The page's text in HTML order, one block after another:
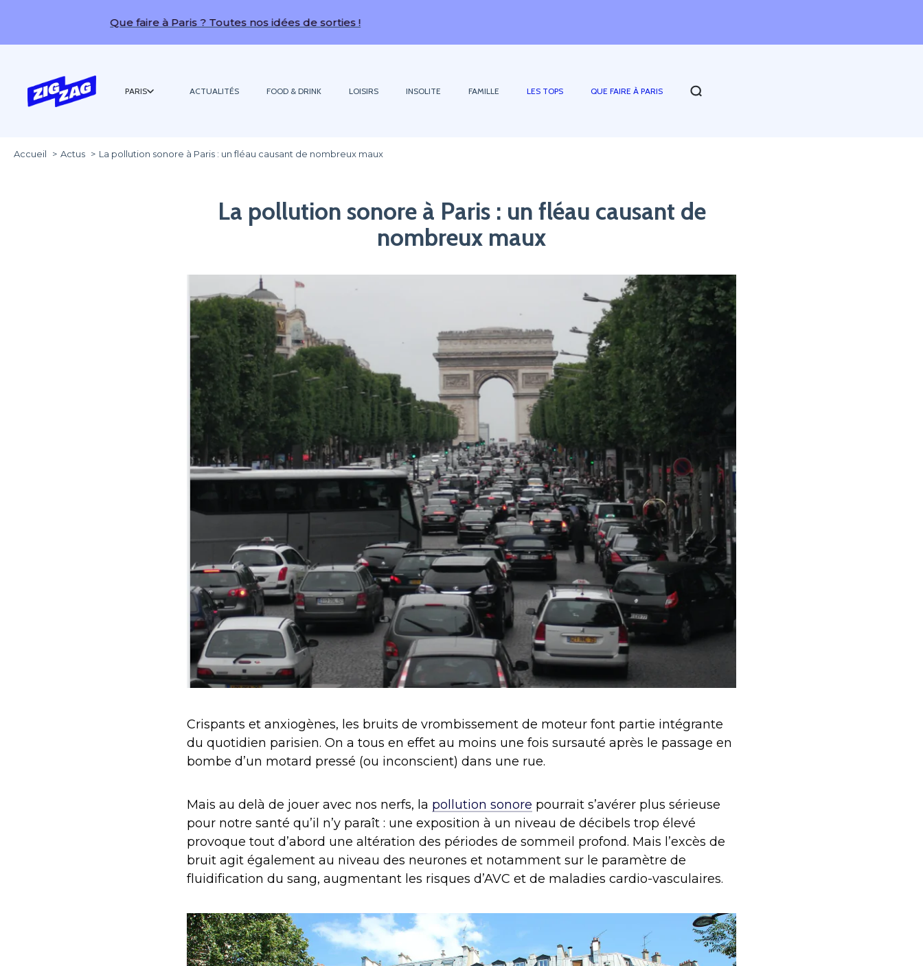
Que faire à Paris ? Toutes nos idées de sorties !
PARIS ACTUALITÉS FOOD & DRINK LOISIRS INSOLITE FAMILLE LES TOPS QUE FAIRE À PARIS
Accueil Actus La pollution sonore à Paris : un fléau causant de nombreux maux
La pollution sonore à Paris : un fléau causant de
nombreux maux
Crispants et anxiogènes, les bruits de vrombissement de moteur font partie intégrante
du quotidien parisien. On a tous en effet au moins une fois sursauté après le passage en
bombe d’un motard pressé (ou inconscient) dans une rue.
Mais au delà de jouer avec nos nerfs, la pollution sonore pourrait s’avérer plus sérieuse
pour notre santé qu’il n’y paraît : une exposition à un niveau de décibels trop élevé
provoque tout d’abord une altération des périodes de sommeil profond. Mais l’excès de
bruit agit également au niveau des neurones et notamment sur le paramètre de
fluidification du sang, augmentant les risques d’AVC et de maladies cardio-vasculaires.